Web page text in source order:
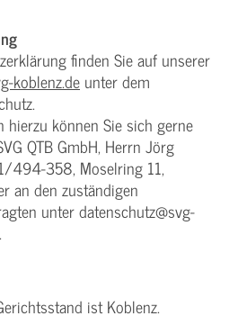
finden Sie auf unserer
koblenz.de unter dem
hierzu können Sie sich gerne
QTB GmbH, Herrn Jörg
494-358, Moselring 11,
an den zuständigen
unter datenschutz@svg-
ist Koblenz.